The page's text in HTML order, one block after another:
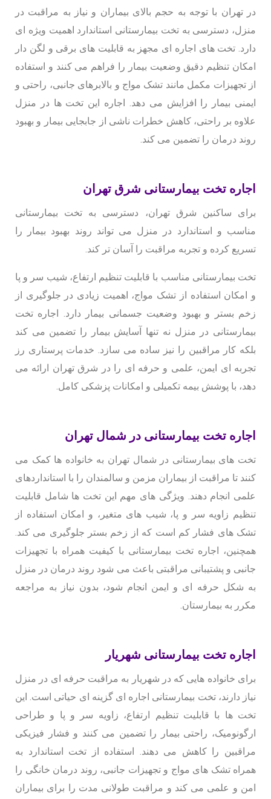
در تهران با توجه به حجم بالای بیماران و نیاز به مراقبت در
منزل، دسترسی به تخت بیمارستانی استاندارد اهمیت ویژه ای
دارد. تخت های اجاره ای مجهز به قابلیت های برقی و لگن دار
امکان تنظیم دقیق وضعیت بیمار را فراهم می کنند و استفاده
از تجهیزات مکمل مانند تشک مواج و بالابرهای جانبی، راحتی و
ایمنی بیمار را افزایش می دهد. اجاره این تخت ها در منزل
علاوه بر راحتی، کاهش خطرات ناشی از جابجایی بیمار و بهبود
روند درمان را تضمین می کند.
اجاره تخت بیمارستانی شرق تهران
برای ساکنین شرق تهران، دسترسی به تخت بیمارستانی
مناسب و استاندارد در منزل می تواند روند بهبود بیمار را
تسریع کرده و تجربه مراقبت را آسان تر کند.
تخت بیمارستانی مناسب با قابلیت تنظیم ارتفاع، شیب سر و پا
و امکان استفاده از تشک مواج، اهمیت زیادی در جلوگیری از
زخم بستر و بهبود وضعیت جسمانی بیمار دارد. اجاره تخت
بیمارستانی در منزل نه تنها آسایش بیمار را تضمین می کند
بلکه کار مراقبین را نیز ساده می سازد. خدمات پرستاری رز
تجربه ای ایمن، علمی و حرفه ای را در شرق تهران ارائه می
دهد، با پوشش بیمه تکمیلی و امکانات پزشکی کامل.
اجاره تخت بیمارستانی در شمال تهران
تخت های بیمارستانی در شمال تهران به خانواده ها کمک می
کنند تا مراقبت از بیماران مزمن و سالمندان را با استانداردهای
علمی انجام دهند. ویژگی های مهم این تخت ها شامل قابلیت
تنظیم زاویه سر و پا، شیب های متغیر، و امکان استفاده از
تشک های فشار کم است که از زخم بستر جلوگیری می کند.
همچنین، اجاره تخت بیمارستانی با کیفیت همراه با تجهیزات
جانبی و پشتیبانی مراقبتی باعث می شود روند درمان در منزل
به شکل حرفه ای و ایمن انجام شود، بدون نیاز به مراجعه
مکرر به بیمارستان.
اجاره تخت بیمارستانی شهریار
برای خانواده هایی که در شهریار به مراقبت حرفه ای در منزل
نیاز دارند، تخت بیمارستانی اجاره ای گزینه ای حیاتی است. این
تخت ها با قابلیت تنظیم ارتفاع، زاویه سر و پا و طراحی
ارگونومیک، راحتی بیمار را تضمین می کنند و فشار فیزیکی
مراقبین را کاهش می دهند. استفاده از تخت استاندارد به
همراه تشک های مواج و تجهیزات جانبی، روند درمان خانگی را
امن و علمی می کند و مراقبت طولانی مدت را برای بیماران